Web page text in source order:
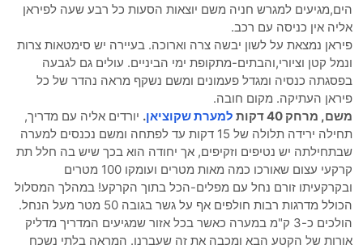
הים,מגיעים למגרש חניה משם יוצאות הסעות כל רבע שעה לפיראן
אליה אין כניסה עם רכב.
פיראן נמצאת על לשון יבשה צרה וארוכה. בעיירה יש סימטאות צרות
ונמל קטן וציורי,והבתים-מתקופת ימי הביניים. עולים גם לגבעה
בפסגתה כנסיה ומגדל פעמונים ומשם נשקף מראה נהדר של כל
פיראן העתיקה. מקום חובה.
משם, מרחק 40 דקות
למערת שקוציאן. יורדים אליה עם מדריך,
תחילה ירידה תלולה של 15 דקות עד לפתחה ומשם נכנסים למערה
שבתחילתה יש נטיפים וזקיפים, אך יחודה הוא בכך שיש בה חלל תת
קרקעי עצום שאורכו כמה מאות מטרים ועומקו 100 מטרים
ובקרקעיתו זורם נחל עם מפלים-הכל בתוך הקרקע! במהלך המסלול
הכולל מדרגות רבות חולפים אף על גשר בגובה 50 מטר מעל הנחל.
הולכים כ-3 ק"מ במערה כאשר בכל אזור שמגיעים המדריך מדליק
אורות של הקטע הבא ומכבה את זה שעברנו. המראה בלתי נשכח